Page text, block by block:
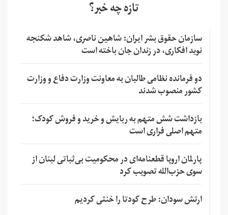
تازه چه خبر؟
سازمان حقوق بشر ایران: شاهین ناصری، شاهد شکنجه
نوید افکاری، در زندان جان باخته است
دو فرمانده نظامی طالبان به معاونت وزارت دفاع و وزارت
کشور منصوب شدند
بازداشت شش متهم به ربایش و خرید و فروش کودک؛
متهم اصلی فراری است
پارلمان اروپا قطعنامه‌ای در محکومیت بی‌ثباتی لبنان از
سوی حزب‌الله تصویب کرد
ارتش سودان: طرح کودتا را خنثی کردیم